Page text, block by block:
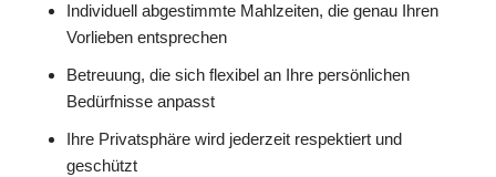
Individuell abgestimmte Mahlzeiten, die genau Ihren
Vorlieben entsprechen
Betreuung, die sich flexibel an Ihre persönlichen
Bedürfnisse anpasst
Ihre Privatsphäre wird jederzeit respektiert und
geschützt